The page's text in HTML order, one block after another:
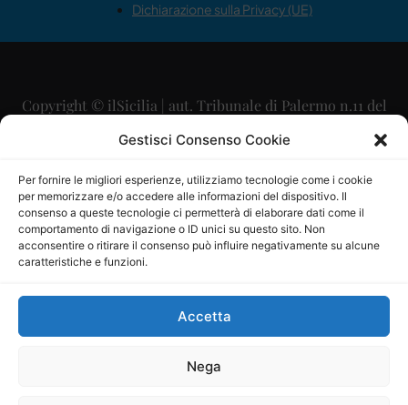
Gestisci Consenso Cookie
Per fornire le migliori esperienze, utilizziamo tecnologie come i cookie
per memorizzare e/o accedere alle informazioni del dispositivo. Il
consenso a queste tecnologie ci permetterà di elaborare dati come il
comportamento di navigazione o ID unici su questo sito. Non
acconsentire o ritirare il consenso può influire negativamente su alcune
caratteristiche e funzioni.
Accetta
Nega
Dichiarazione sulla Privacy (UE)
Copyright © ilSicilia | aut. Tribunale di Palermo n.11 del
29/09/2015
Direttore Editoriale: Maurizio Scaglione
Direttore Responsabile: Maria Calabrese
P.IVA: 06334930820
Mercurio Comunicazione Società Cooperativa a r.l. è
iscritta al Registro degli Operatori di Comunicazione al